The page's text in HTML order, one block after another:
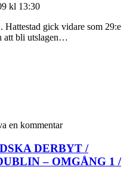
kl 13:30
gick vidare som 29:e
att bli utslagen…
en kommentar
DERBYT /
– OMGÅNG 1 /